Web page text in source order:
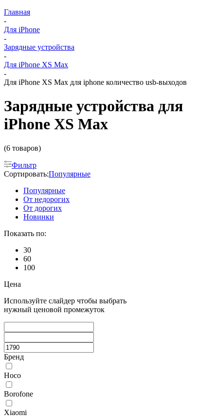
Главная
-
Для iPhone
-
Зарядные устройства
-
Для iPhone XS Max
-
Для iPhone XS Max для iphone количество usb-выходов
Зарядные устройства для
iPhone XS Max
(6 товаров)
Фильтр
Сортировать:Популярные
Популярные
От недорогих
От дорогих
Новинки
Показать по:
30
60
100
Цена
Используйте слайдер чтобы выбрать
нужный ценовой промежуток
Бренд
Hoco
Borofone
Xiaomi